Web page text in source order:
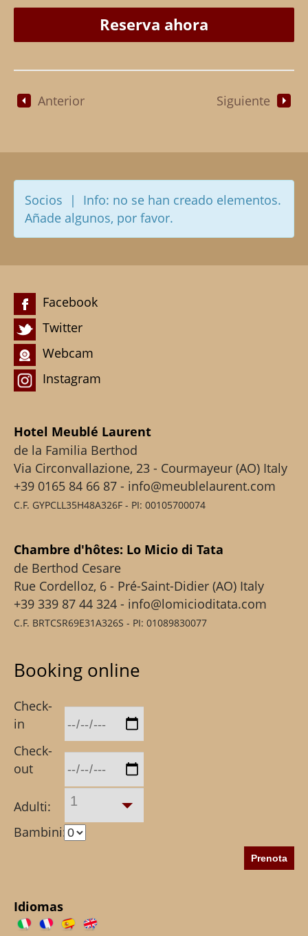
Reserva ahora
Anterior Siguiente
Socios | Info: no se han creado elementos.
Añade algunos, por favor.
Facebook
Twitter
Webcam
Instagram
Hotel Meublé Laurent
de la Familia Berthod
Via Circonvallazione, 23 - Courmayeur (AO) Italy
+39 0165 84 66 87 - info@meublelaurent.com
C.F. GYPCLL35H48A326F - PI: 00105700074
Chambre d'hôtes: Lo Micio di Tata
de Berthod Cesare
Rue Cordelloz, 6 - Pré-Saint-Didier (AO) Italy
+39 339 87 44 324 - info@lomicioditata.com
C.F. BRTCSR69E31A326S - PI: 01089830077
Booking online
Check-
in
Check-
out
Adulti: 1
Bambini:
Idiomas